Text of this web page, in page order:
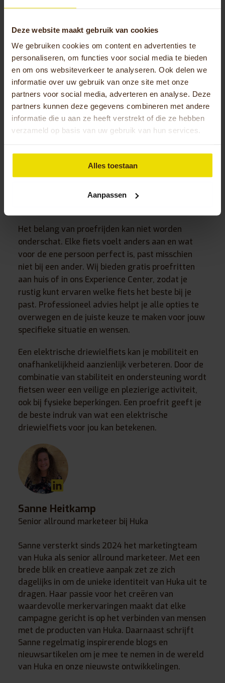
Deze website maakt gebruik van cookies
We gebruiken cookies om content en advertenties te
personaliseren, om functies voor social media te bieden
en om ons websiteverkeer te analyseren. Ook delen we
informatie over uw gebruik van onze site met onze
partners voor social media, adverteren en analyse. Deze
partners kunnen deze gegevens combineren met andere
informatie die u aan ze heeft verstrekt of die ze hebben
verzameld op basis van uw gebruik van hun services.
Alles toestaan
Aanpassen
Welke elektrische driewielfiets past
De beste keuze hangt af van jespecifieke fysieke
behoeften, gebruiksdoeleinden en gewenst
comfortniveau. Mensen met beperkte mobiliteit
hebben andere vereisten dan actieve senioren die
langere afstanden willen afleggen.
Belangrijke overwegingen zijn de instaphoogte
(een lage instap is gemakkelijker), zitpositie
passagiers of bagage wilt vervoeren. Voor
dagelijks gebruik zijn betrouwbaarheid en
recreatief gebruik comfort en actieradius
Het belang van proefrijden kan niet worden
onderschat. Elke fiets voelt anders aan en wat
voor de ene persoon perfect is, past misschien
niet bij een ander. Wij bieden gratis proefritten
aan huis of in ons Experience Center, zodat je
rustig kunt ervaren welke fiets het beste bij je
past. Professioneel advies helpt je alle opties te
overwegen en de juiste keuze te maken voor jouw
specifieke situatie en wensen.
Een elektrische driewielfiets kan je mobiliteit en
onafhankelijkheid aanzienlijk verbeteren. Door de
combinatie van stabiliteit en ondersteuning wordt
fietsen weer een veilige en plezierige activiteit,
ook bij fysieke beperkingen. Een proefrit geeft je
de beste indruk van wat een elektrische
driewielfiets voor jou kan betekenen.
Sanne Heitkamp
Senior allround marketeer bij Huka
Sanne versterkt sinds 2024 het marketingteam
van Huka als senior allround marketeer. Met een
brede blik en creatieve aanpak zet ze zich
dagelijks in om de unieke identiteit van Huka uit te
dragen. Haar passie voor het creëren van
waardevolle merkervaringen maakt dat elke
campagne gericht is op het verbinden van mensen
met de producten van Huka. Daarnaast schrijft
Sanne regelmatig inspirerende blogs en
nieuwsartikelen om je mee te nemen in de wereld
van Huka en onze nieuwste ontwikkelingen.